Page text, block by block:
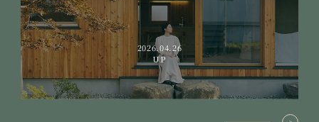
2026.04.26
UP